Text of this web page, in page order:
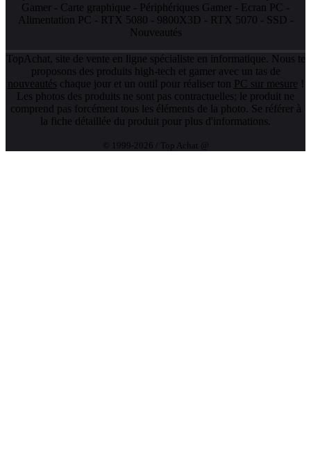
Gamer - Carte graphique - Périphériques Gamer - Ecran PC -
Alimentation PC - RTX 5080 - 9800X3D - RTX 5070 - SSD -
Nouveautés
TopAchat, site de vente en ligne spécialiste en informatique. Nous te
proposons des produits high-tech et gamer avec un tas de
nouveautés chaque jour et un outil pour réaliser ton PC sur mesure !
Les photos des produits ne sont pas contractuelles; le produit ne
comprend pas forcément tous les éléments de la photo. Se référer à
la fiche détaillée du produit pour plus d'informations.
© 1999-2026 / Top Achat @